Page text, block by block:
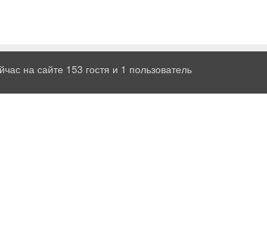
на сайте 153 гостя и 1 пользователь